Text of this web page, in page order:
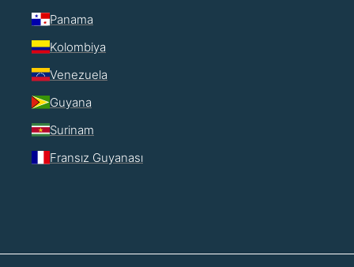
Panama
Kolombiya
Venezuela
Guyana
Surinam
Fransız Guyanası